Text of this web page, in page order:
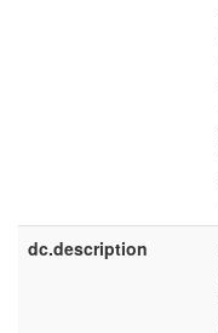
dc.description